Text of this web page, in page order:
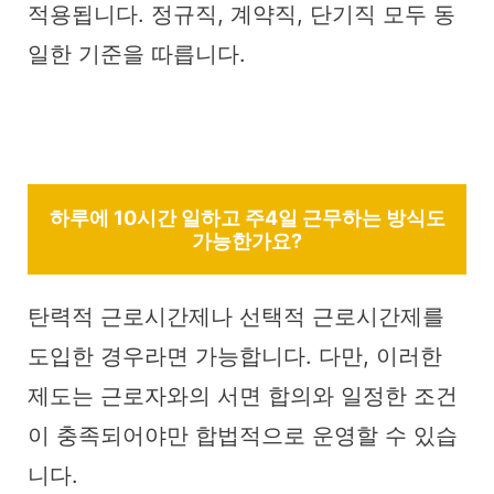
적용됩니다. 정규직, 계약직, 단기직 모두 동
일한 기준을 따릅니다.
하루에 10시간 일하고 주4일 근무하는 방식도
가능한가요?
탄력적 근로시간제나 선택적 근로시간제를
도입한 경우라면 가능합니다. 다만, 이러한
제도는 근로자와의 서면 합의와 일정한 조건
이 충족되어야만 합법적으로 운영할 수 있습
니다.